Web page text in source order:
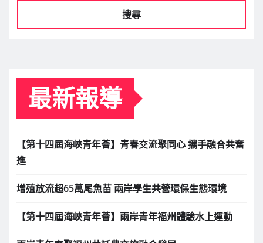
搜尋
最新報導
【第十四屆海峽青年薈】青春交流聚同心 攜手融合共奮
進
增殖放流超65萬尾魚苗 兩岸學生共營環保生態環境
【第十四屆海峽青年薈】兩岸青年福州體驗水上運動